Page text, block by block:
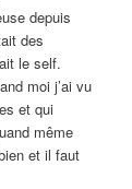
depuis
des
le self.
moi j’ai vu
et qui
même
et il faut